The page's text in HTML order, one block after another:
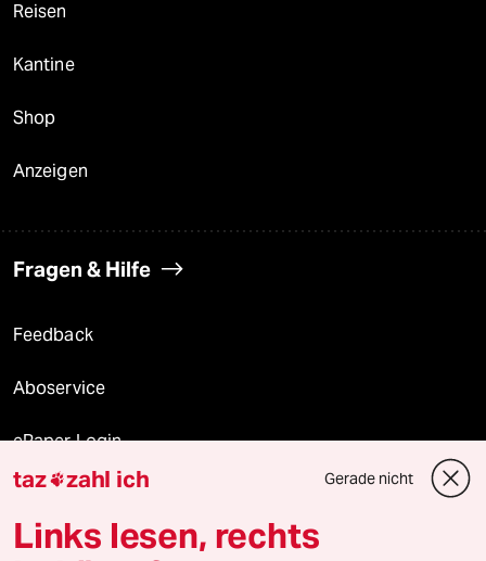
Reisen
Kantine
Shop
Anzeigen
Fragen & Hilfe
Feedback
Aboservice
ePaper Login
Downloads für Abonnierende
taz zahl ich Gerade nicht
Links lesen, rechts